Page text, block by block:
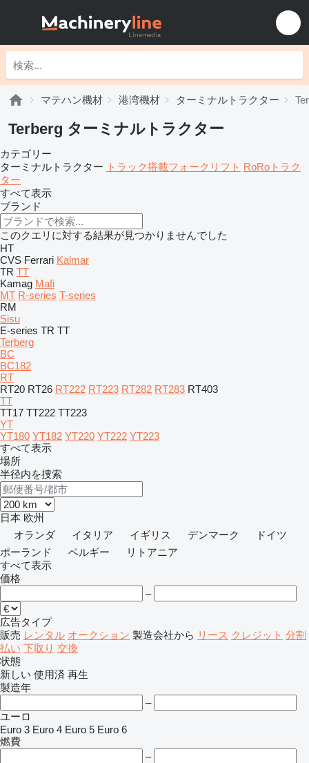
マテハン機材 港湾機材 ターミナルトラクター
Terberg ターミナルトラクター
カテゴリー
ターミナルトラクター トラック搭載フォークリフト RoRoトラク
ター
すべて表示
ブランド
このクエリに対する結果が見つかりませんでした
HT
CVS Ferrari Kalmar
TR TT
Kamag Mafi
MT R-series T-series
RM
Sisu
E-series TR TT
Terberg
BC
BC182
RT
RT20 RT26 RT222 RT223 RT282 RT283 RT403
TT
TT17 TT222 TT223
YT
YT180 YT182 YT220 YT222 YT223
すべて表示
場所
半径内を捜索
日本 欧州
オランダ
イタリア イギリス デンマーク
ドイツ
ポーランド
ベルギー
リトアニア
すべて表示
価格
–
広告タイプ
販売 レンタル オークション 製造会社から リース クレジット 分割
払い 下取り 交換
状態
新しい 使用済 再生
製造年
–
ユーロ
Euro 3 Euro 4 Euro 5 Euro 6
燃費
–